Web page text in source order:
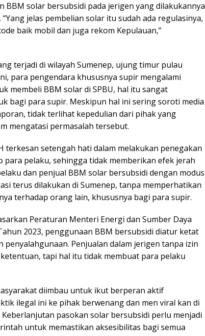
BBM solar bersubsidi pada jerigen yang dilakukannya
jelas pembelian solar itu sudah ada regulasinya,
baik mobil dan juga rekom Kepulauan,”
terjadi di wilayah Sumenep, ujung timur pulau
para pengendara khususnya supir mengalami
membeli BBM solar di SPBU, hal itu sangat
bagi para supir. Meskipun hal ini sering soroti media
tidak terlihat kepedulian dari pihak yang
mengatasi permasalah tersebut.
terkesan setengah hati dalam melakukan penegakan
para pelaku, sehingga tidak memberikan efek jerah
dan penjual BBM solar bersubsidi dengan modus
terus dilakukan di Sumenep, tanpa memperhatikan
terhadap orang lain, khususnya bagi para supir.
Peraturan Menteri Energi dan Sumber Daya
2023, penggunaan BBM bersubsidi diatur ketat
penyalahgunaan. Penjualan dalam jerigen tanpa izin
tapi hal itu tidak membuat para pelaku
diimbau untuk ikut berperan aktif
ilegal ini ke pihak berwenang dan men viral kan di
Keberlanjutan pasokan solar bersubsidi perlu menjadi
untuk memastikan aksesibilitas bagi semua